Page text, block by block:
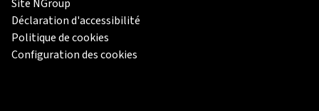
Site NGroup
Déclaration d'accessibilité
Politique de cookies
Configuration des cookies